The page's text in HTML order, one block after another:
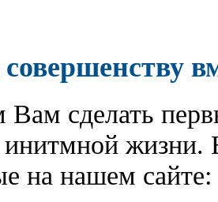
Вам сделать
инитмной жизни.
на нашем сайте: